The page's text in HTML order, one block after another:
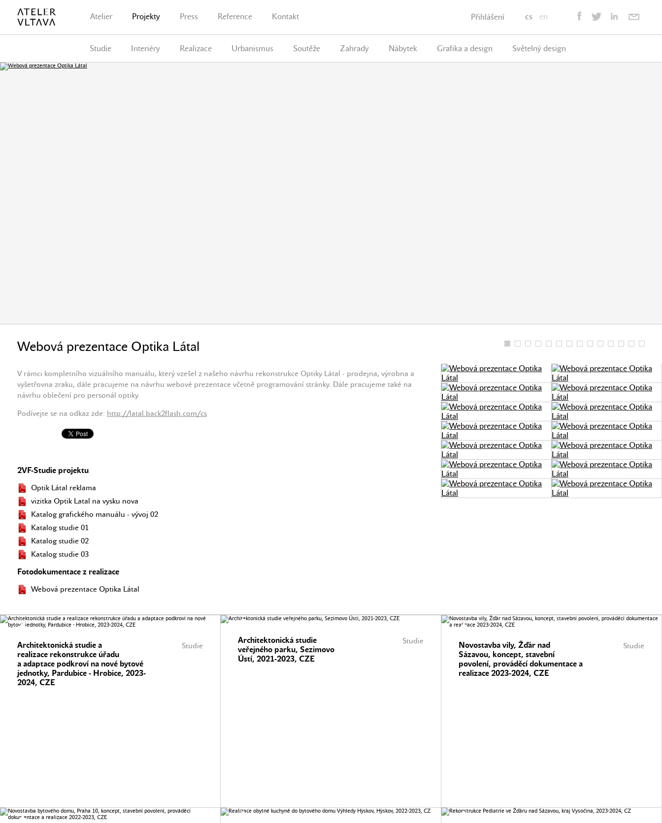
Atelier Projekty Press Reference Kontakt cs en
Přihlášení
Studie Interiéry Realizace Urbanismus Soutěže Zahrady Nábytek Grafika a design Světelný design
Webová prezentace Optika Látal
V rámci kompletního vizuálního manuálu, který vzešel z našeho návrhu rekonstrukce Optiky Látal - prodejna, výrobna a
vyšetřovna zraku, dále pracujeme na návrhu webové prezentace včetně programování stránky. Dále pracujeme také na
návrhu oblečení pro personál optiky.
Podívejte se na odkaz zde: http://latal.back2flash.com/cs
2VF-Studie projektu
Optik Látal reklama
vizitka Optik Latal na vysku nova
Katalog grafického manuálu - vývoj 02
Katalog studie 01
Katalog studie 02
Katalog studie 03
Fotodokumentace z realizace
Webová prezentace Optika Látal
Studie
Architektonická studie a
realizace rekonstrukce úřadu
a adaptace podkroví na nové bytové
jednotky, Pardubice - Hrobice, 2023-
2024, CZE
Studie
Architektonická studie
veřejného parku, Sezimovo
Ústí, 2021-2023, CZE
Studie
Novostavba vily, Žďár nad
Sázavou, koncept, stavební
povolení, prováděcí dokumentace a
realizace 2023-2024, CZE